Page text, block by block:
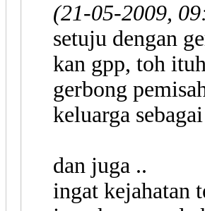
(21-05-2009,
setuju dengan
kan gpp, toh
gerbong
keluarga
dan juga ..
ingat kejahatan